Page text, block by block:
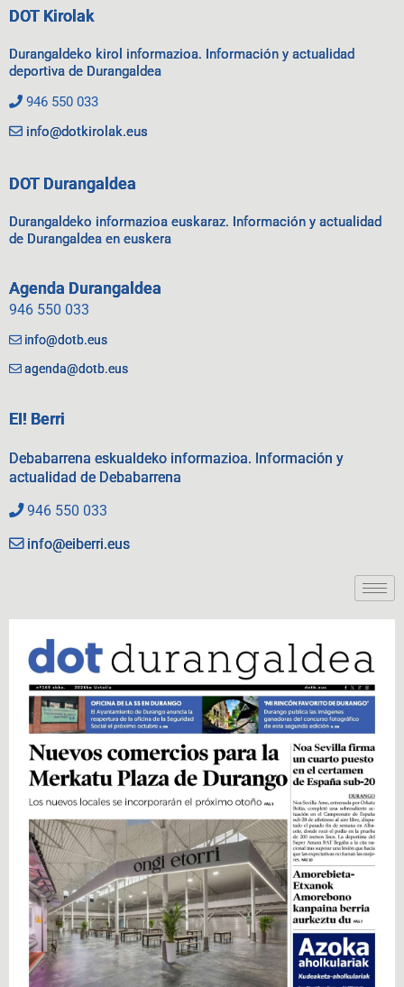
DOT Kirolak
Durangaldeko kirol informazioa. Información y actualidad
deportiva de Durangaldea
946 550 033
info@dotkirolak.eus
DOT Durangaldea
Durangaldeko informazioa euskaraz. Información y actualidad
de Durangaldea en euskera
Agenda Durangaldea
946 550 033
info@dotb.eus
agenda@dotb.eus
EI! Berri
Debabarrena eskualdeko informazioa. Información y
actualidad de Debabarrena
946 550 033
info@eiberri.eus